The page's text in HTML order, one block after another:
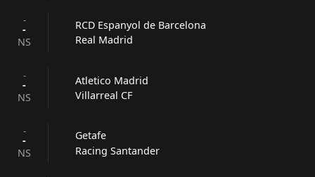
-
-
NS
RCD Espanyol de Barcelona
Real Madrid
-
-
NS
Atletico Madrid
Villarreal CF
-
-
NS
Getafe
Racing Santander